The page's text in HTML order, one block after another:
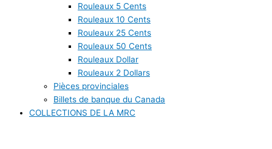
Rouleaux 5 Cents
Rouleaux 10 Cents
Rouleaux 25 Cents
Rouleaux 50 Cents
Rouleaux Dollar
Rouleaux 2 Dollars
Pièces provinciales
Billets de banque du Canada
COLLECTIONS DE LA MRC